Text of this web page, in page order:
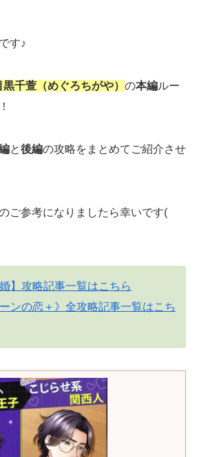
す♪
黒千萱（めぐろちがや） の本編ルー
と後編の攻略をまとめてご紹介させ
ご参考になりましたら幸いです(
婚】攻略記事一覧はこちら
ーンの恋＋》全攻略記事一覧はこち